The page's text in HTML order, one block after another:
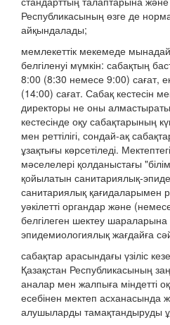
Республикасының өзге де
айқындалады;
мемлекеттік мекемеде
белгіленуі мүмкін: сабақтың
8:00 (8:30 немесе 9:00) сағат,
(14:00) сағат. Сабақ кестесін
директоры не оны
кестесінде оқу сабақтарының
мен реттілігі, сондай-ақ
ұзақтығы көрсетіледі.
мәселелері қолданыстағы
қойылатын санитариялық-
санитариялық қағидаларымен
уәкілетті органдар және
белгілеген шектеу шараларына
эпидемиологиялық жағдайға
сабақтар арасындағы үзіліс
Қазақстан Республикасының
аналар мен жалпыға міндетті
есебінен мектеп асханасында
алушыларды тамақтандыруды